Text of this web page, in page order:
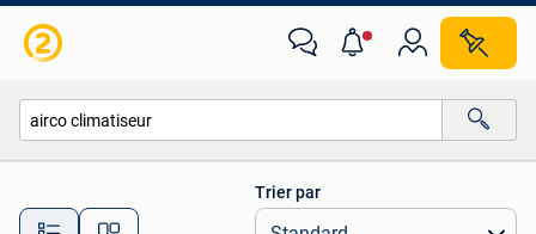
Toutes les distances…
Trier par